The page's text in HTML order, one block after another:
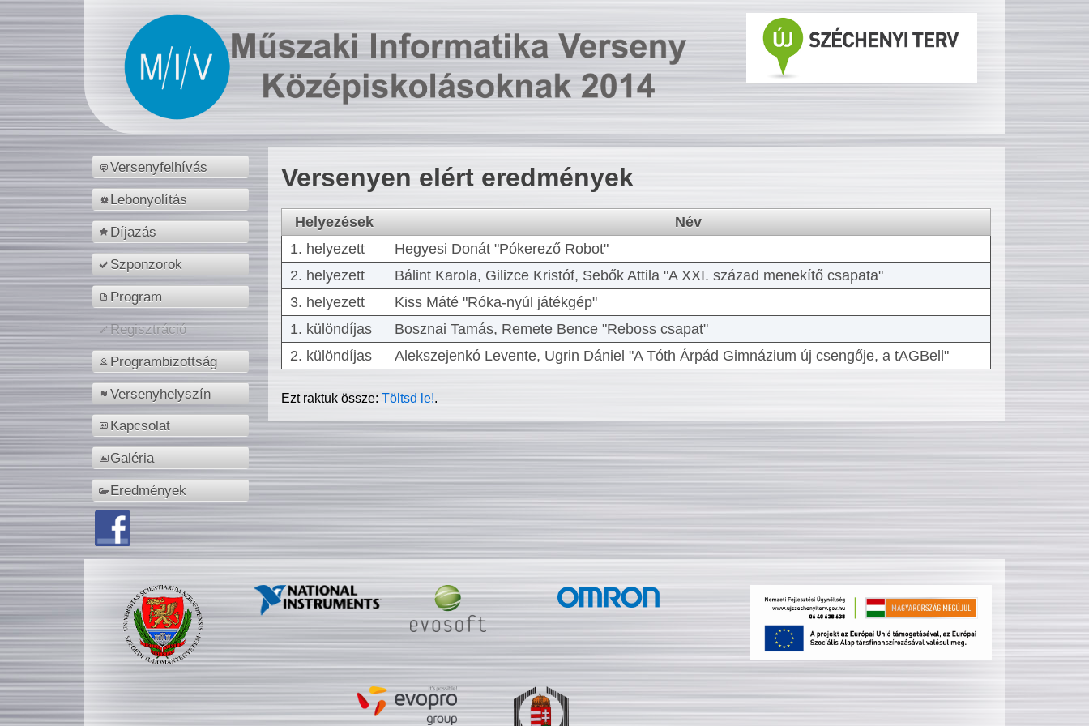
Versenyfelhívás
Lebonyolítás
Díjazás
Szponzorok
Program
Regisztráció
Programbizottság
Versenyhelyszín
Kapcsolat
Galéria
Eredmények
Versenyen elért eredmények
Helyezések
Név
1. helyezett
Hegyesi Donát "Pókerező Robot"
2. helyezett
Bálint Karola, Gilizce Kristóf, Sebők Attila "A XXI. század menekítő csapata"
3. helyezett
Kiss Máté "Róka-nyúl játékgép"
1. különdíjas
Bosznai Tamás, Remete Bence "Reboss csapat"
2. különdíjas
Alekszejenkó Levente, Ugrin Dániel "A Tóth Árpád Gimnázium új csengője, a tAGBell"
Ezt raktuk össze:Töltsd le!.